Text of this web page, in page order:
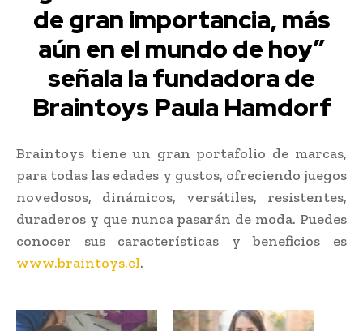
de gran importancia, más
aún en el mundo de hoy”
señala la fundadora de
Braintoys Paula Hamdorf
Braintoys tiene un gran portafolio de marcas,
para todas las edades y gustos, ofreciendo juegos
novedosos, dinámicos, versátiles, resistentes,
duraderos y que nunca pasarán de moda. Puedes
conocer sus características y beneficios es
www.braintoys.cl.